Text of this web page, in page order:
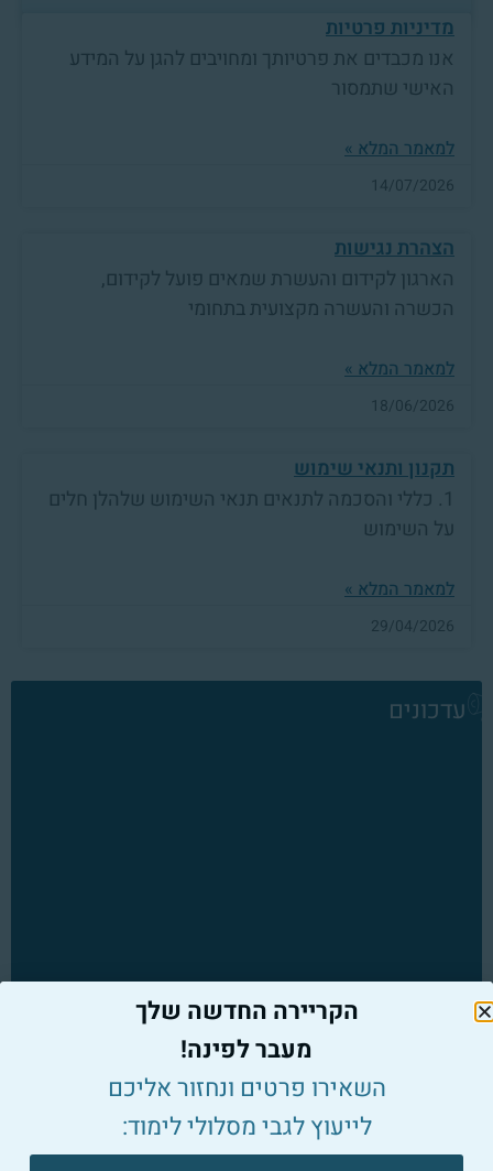
מדיניות פרטיות
אנו מכבדים את פרטיותך ומחויבים להגן על המידע
האישי שתמסור
למאמר המלא »
14/07/2026
הצהרת נגישות
הארגון לקידום והעשרת שמאים פועל לקידום,
הכשרה והעשרה מקצועית בתחומי
למאמר המלא »
18/06/2026
תקנון ותנאי שימוש
1. כללי והסכמה לתנאים תנאי השימוש שלהלן חלים
על השימוש
למאמר המלא »
29/04/2026
עדכונים
הקריירה החדשה שלך
מעבר לפינה!
השאירו פרטים ונחזור אליכם
לייעוץ לגבי מסלולי לימוד: